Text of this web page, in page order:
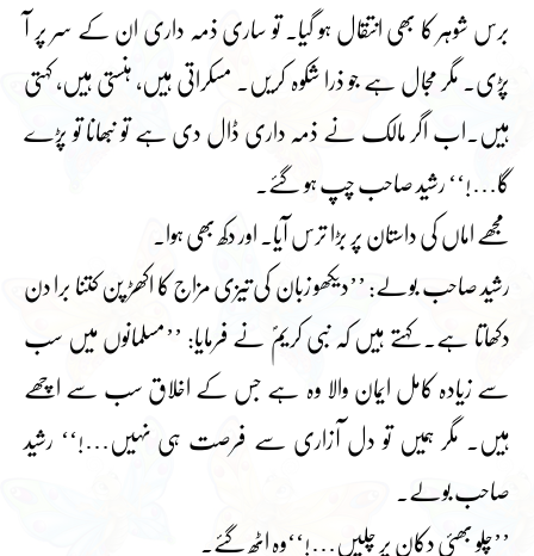
برس شوہر کا بھی انتقال ہو گیا۔ تو ساری ذمہ داری ان کے سر پر آ
پڑی۔ مگر مجال ہے جو ذرا شکوہ کریں۔ مسکراتی ہیں، ہنستی ہیں، کہتی
ہیں۔اب اگر مالک نے ذمہ داری ڈال دی ہے تو نبھانا تو پڑے
گا…!‘‘ رشید صاحب چپ ہو گئے۔
مجھے اماں کی داستان پر بڑا ترس آیا۔ اور دکھ بھی ہوا۔
رشید صاحب بولے: ’’دیکھو زبان کی تیزی مزاج کا اکھڑ پن کتنا برا دن
دکھاتا ہے۔ کہتے ہیں کہ نبی کریمؐ نے فرمایا: ’’مسلمانوں میں سب
سے زیادہ کامل ایمان والا وہ ہے جس کے اخلاق سب سے اچھے
ہیں۔ مگر ہمیں تو دل آزاری سے فرصت ہی نہیں…!‘‘ رشید
صاحب بولے۔
’’چلو بھئی دکان پر چلیں…!‘‘وہ اٹھ گئے۔